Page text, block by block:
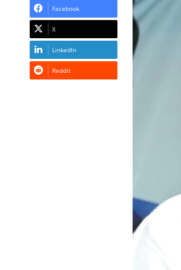
Facebook
X
LinkedIn
Reddit